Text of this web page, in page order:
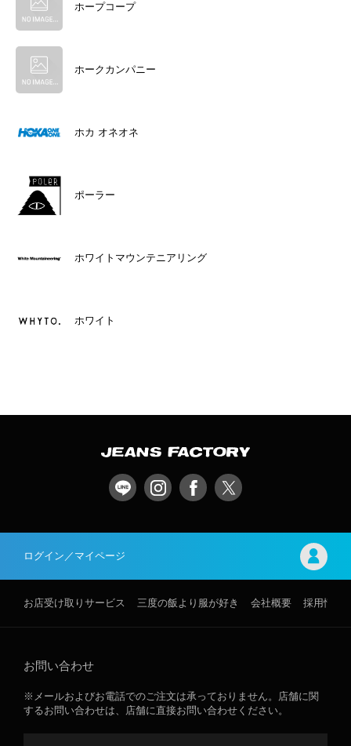
ホープコープ
ホークカンパニー
ホカ オネオネ
ポーラー
ホワイトマウンテニアリング
ホワイト
ログイン／マイページ
お店受け取りサービス 三度の飯より服が好き 会社概要 採用情報
お問い合わせ
※メールおよびお電話でのご注文は承っておりません。店舗に関
するお問い合わせは、店舗に直接お問い合わせください。